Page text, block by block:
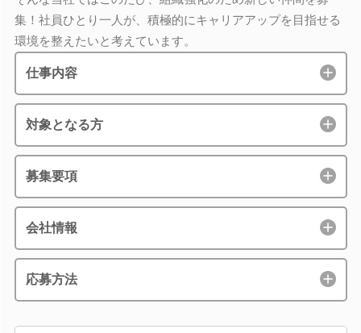
集！社員ひとり一人が、積極的にキャリアアップを目指せる
環境を整えたいと考えています。
仕事内容
対象となる方
募集要項
会社情報
応募方法